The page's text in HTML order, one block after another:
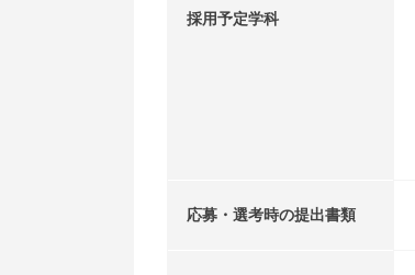
採用予定学科
応募・選考時の提出書類